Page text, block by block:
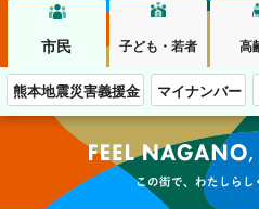
市民 子ども・若者 高
熊本地震災害義援金 マイナンバー
この街で、わたしら